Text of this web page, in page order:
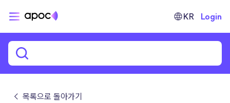
KR Login
← 목록으로 돌아가기